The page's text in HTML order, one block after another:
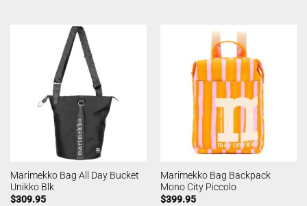
Marimekko Bag All Day Bucket
Unikko Blk
$309.95
Marimekko Bag Backpack
Mono City Piccolo
$399.95